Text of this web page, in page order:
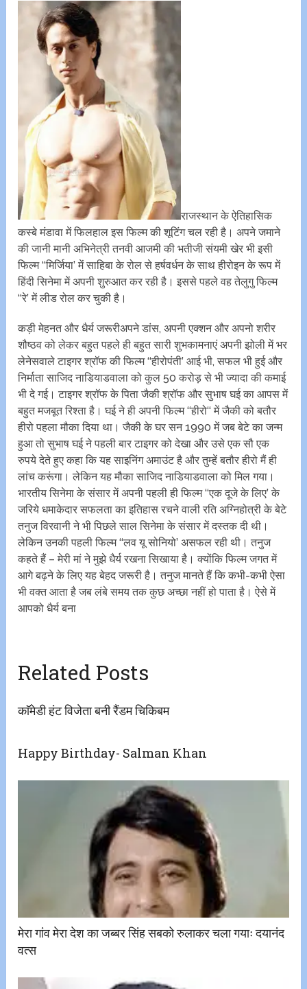
राजस्थान के ऐतिहासिक
कस्बे मंडावा में फिलहाल इस फिल्म की शूटिंग चल रही है। अपने जमाने
की जानी मानी अभिनेत्री तनवी आजमी की भतीजी संयमी खेर भी इसी
फिल्म ‘‘मिर्जिया’ में साहिबा के रोल से हर्षवर्धन के साथ हीरोइन के रूप में
हिंदी सिनेमा में अपनी शुरुआत कर रही है। इससे पहले वह तेलुगु फिल्म
‘‘रे’ में लीड रोल कर चुकी है।
कड़ी मेहनत और धैर्य जरूरीअपने डांस, अपनी एक्शन और अपनो शरीर
शौष्ठव को लेकर बहुत पहले ही बहुत सारी शुभकामनाएं अपनी झोली में भर
लेनेसवाले टाइगर श्रॉफ की फिल्म ‘‘हीरोपंती’ आई भी, सफल भी हुई और
निर्माता साजिद नाडियाडवाला को कुल 50 करोड़ से भी ज्यादा की कमाई
भी दे गई। टाइगर श्रॉफ के पिता जैकी श्रॉफ और सुभाष घई का आपस में
बहुत मजबूत रिश्ता है। घई ने ही अपनी फिल्म ‘‘हीरो‘‘ में जैकी को बतौर
हीरो पहला मौका दिया था। जैकी के घर सन 1990 में जब बेटे का जन्म
हुआ तो सुभाष घई ने पहली बार टाइगर को देखा और उसे एक सौ एक
रुपये देते हुए कहा कि यह साइनिंग अमाउंट है और तुम्हें बतौर हीरो मैं ही
लांच करूंगा। लेकिन यह मौका साजिद नाडियाडवाला को मिल गया।
भारतीय सिनेमा के संसार में अपनी पहली ही फिल्म ‘‘एक दूजे के लिए’ के
जरिये धमाकेदार सफलता का इतिहास रचने वाली रति अग्निहोत्री के बेटे
तनुज विरवानी ने भी पिछले साल सिनेमा के संसार में दस्तक दी थी।
लेकिन उनकी पहली फिल्म ‘‘लव यू सोनियो’ असफल रही थी। तनुज
कहते हैं – मेरी मां ने मुझे धैर्य रखना सिखाया है। क्योंकि फिल्म जगत में
आगे बढ़ने के लिए यह बेहद जरूरी है। तनुज मानते हैं कि कभी-कभी ऐसा
भी वक्त आता है जब लंबे समय तक कुछ अच्छा नहीं हो पाता है। ऐसे में
आपको धैर्य बना
Related Posts
काॅमेडी हंट विजेता बनी रैंडम चिकिबम
Happy Birthday- Salman Khan
मेरा गांव मेरा देश का जब्बर सिंह सबको रुलाकर चला गयाः दयानंद
वत्स